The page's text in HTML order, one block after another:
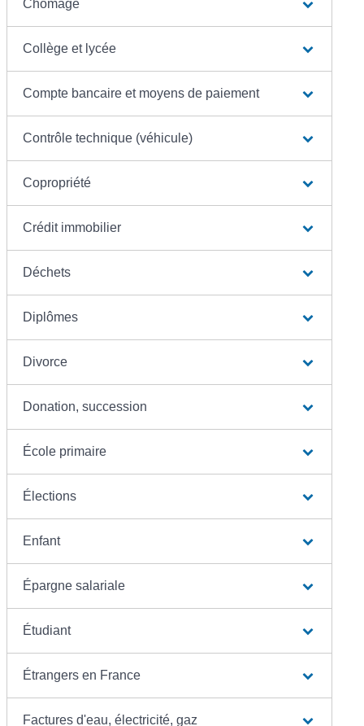
Chômage
Collège et lycée
Compte bancaire et moyens de paiement
Contrôle technique (véhicule)
Copropriété
Crédit immobilier
Déchets
Diplômes
Divorce
Donation, succession
École primaire
Élections
Enfant
Épargne salariale
Étudiant
Étrangers en France
Factures d'eau, électricité, gaz